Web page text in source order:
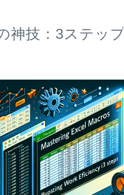
神技：3ステッ